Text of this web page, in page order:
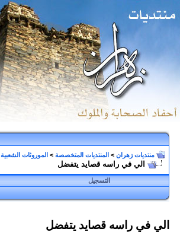
منتديات زهران > المنتديات المتخصصة > الموروثات الشعبية
الي في راسه قصايد يتفضل
التسجيل
الي في راسه قصايد يتفضل